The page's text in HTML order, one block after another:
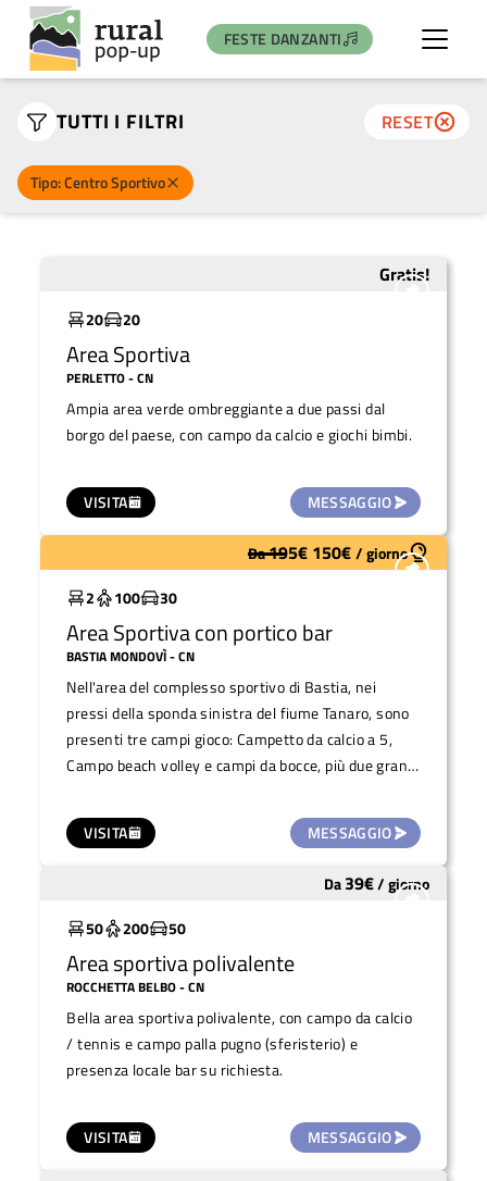
FESTE DANZANTI
TUTTI I FILTRI RESET
Tipo: Centro Sportivo
VISITA MESSAGGIO
Gratis!
20 20
Area Sportiva
PERLETTO- CN
Ampia area verde ombreggiante a due passi dal
borgo del paese, con campo da calcio e giochi bimbi.
VISITA MESSAGGIO
Sottoutilizzato Da195€ 150€ /giorno
2
100 30
Area Sportiva con portico bar
BASTIA MONDOVÌ- CN
Nell'area del complesso sportivo di Bastia, nei
pressi della sponda sinistra del fiume Tanaro, sono
presenti tre campi gioco: Campetto da calcio a 5,
Campo beach volley e campi da bocce, più due grandi
giochi. Gran parte dell'area è su prato verde. A
disposizione anche tavoli pic nic in cemento con
sotto del porticato del ristorante. Ideale per
organizzare feste per bambini o eventi sportivi. Lo
di inquinamento acustico. Sono presenti i servizi
igienici e l'intera area è all'esterno
VISITA MESSAGGIO
Da 39€/giorno
50
200 50
Area sportiva polivalente
ROCCHETTA BELBO- CN
Bella area sportiva polivalente, con campo da calcio
/ tennis e campo palla pugno (sferisterio) e
presenza locale bar su richiesta.